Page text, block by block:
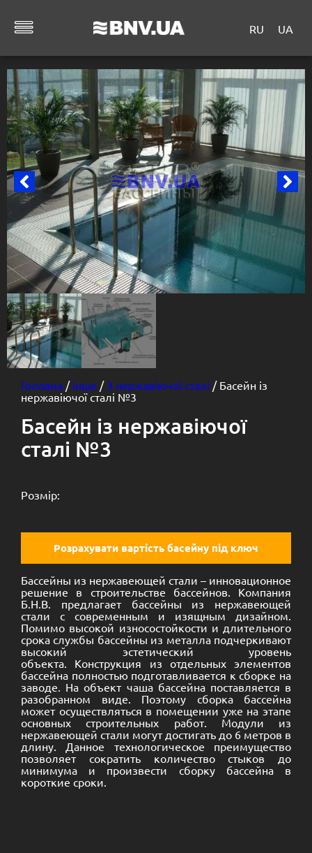
RU UA
Головна / Інше /З нержавіючої сталі / Басейн із
нержавіючої сталі №3
Басейн із нержавіючої
сталі №3
Розмір:
Розрахувати вартість басейну під ключ
Бассейны из нержавеющей стали – инновационное
решение в строительстве бассейнов. Компания
Б.Н.В. предлагает бассейны из нержавеющей
стали с современным и изящным дизайном.
Помимо высокой износостойкости и длительного
срока службы бассейны из металла подчеркивают
высокий эстетический уровень
объекта. Конструкция из отдельных элементов
бассейна полностью подготавливается к сборке на
заводе. На объект чаша бассейна поставляется в
разобранном виде. Поэтому сборка бассейна
может осуществляться в помещении уже на этапе
основных строительных работ. Модули из
нержавеющей стали могут достигать до 6 метров в
длину. Данное технологическое преимущество
позволяет сократить количество стыков до
минимума и произвести сборку бассейна в
короткие сроки.